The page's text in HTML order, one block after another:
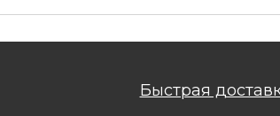
Быстрая